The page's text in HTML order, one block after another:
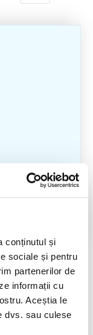
conținutul și
sociale și pentru
partenerilor de
informații cu
Aceștia le
dvs. sau culese